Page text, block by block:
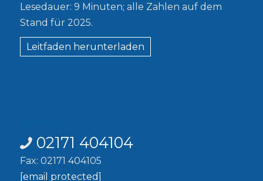
Lesedauer: 9 Minuten; alle Zahlen auf dem
Stand für 2025.
Leitfaden herunterladen
02171 404104
Fax: 02171 404105
[email protected]